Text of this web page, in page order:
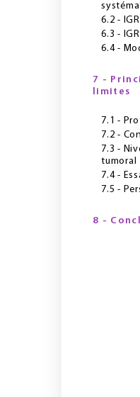
6.2 -
6.3 -
6.4 -
7 -
limites
7.1 -
7.2 -
7.3 -
tumoral
7.4 -
7.5 -
8 -